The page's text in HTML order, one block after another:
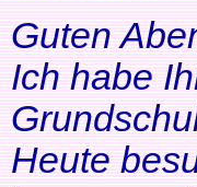
Guten
Ich habe
Heute